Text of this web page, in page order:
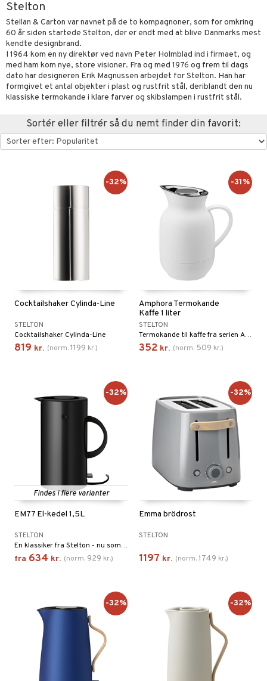
Stelton
Stellan & Carton var navnet på de to kompagnoner, som for omkring
60 år siden startede Stelton, der er endt med at blive Danmarks mest
kendte designbrand.
I 1964 kom en ny direktør ved navn Peter Holmblad ind i firmaet, og
med ham kom nye, store visioner. Fra og med 1976 og frem til dags
dato har designeren Erik Magnussen arbejdet for Stelton. Han har
formgivet et antal objekter i plast og rustfrit stål, deriblandt den nu
klassiske termokande i klare farver og skibslampen i rustfrit stål.
Sortér eller filtrér så du nemt finder din favorit:
Cocktailshaker Cylinda-Line
STELTON
Cocktailshaker Cylinda-Line
819 kr. (norm.1199 kr.)
-32%
Amphora Termokande
Kaffe 1 liter
STELTON
Termokande til kaffe fra serien Amphora fra Stelton.
352 kr. (norm. 509 kr.)
-31%
Findes i flere varianter
EM77 El-kedel 1,5L
STELTON
En klassiker fra Stelton - nu som elkedel.
fra 634 kr. (norm. 929 kr.)
-32%
Emma brödrost
STELTON
1197 kr. (norm.1749 kr.)
-32%
-32% -32%
Art& Hylder
& Kroge
& Kurve
Køkken
& Cocktailglas
& Cognacglas
Kasseroller
& Bageforme
Karafler
& Grønsagsknive
& Elpiskere
& Skåle
Kroge
& Kurve
& Pudebetræk
& Dyner
Plaider
& Hovepudebetræk
mod myg & insekter
& Foderhuse